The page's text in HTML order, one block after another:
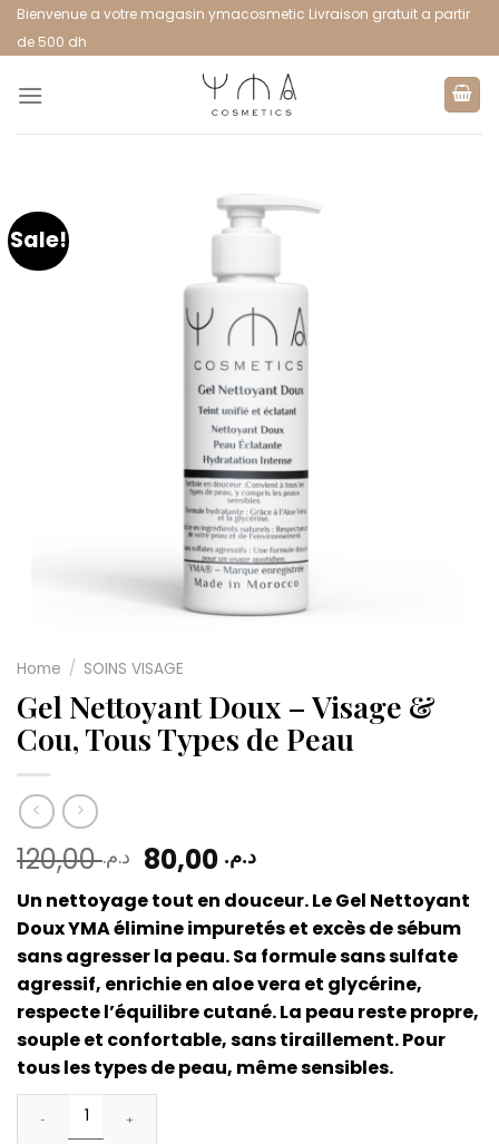
Bienvenue a votre magasin ymacosmetic Livraison gratuit a partir
de 500 dh
Sale!
Home / SOINS VISAGE
Gel Nettoyant Doux – Visage &
Cou, Tous Types de Peau
د.م.120,00 د.م.
Un nettoyage tout en douceur. Le Gel Nettoyant
Doux YMA élimine impuretés et excès de sébum
sans agresser la peau. Sa formule sans sulfate
agressif, enrichie en aloe vera et glycérine,
respecte l’équilibre cutané. La peau reste propre,
souple et confortable, sans tiraillement. Pour
tous les types de peau, même sensibles.